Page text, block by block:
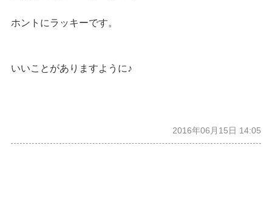
ホントにラッキーです。
いいことがありますように♪
2016年06月15日 14:05